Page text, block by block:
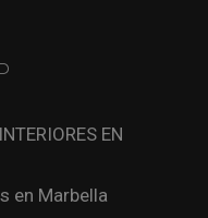
EN
en Marbella